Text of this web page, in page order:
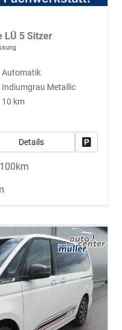
LÜ 5 Sitzer
Automatik
Indiumgrau Metallic
10 km
Details